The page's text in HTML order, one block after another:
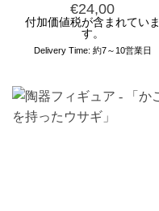
€24,00
付加価値税が含まれていま
す。
Delivery Time: 約7～10営業日